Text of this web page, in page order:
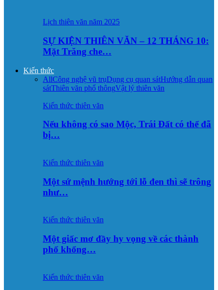
Lịch thiên văn năm 2025
SỰ KIỆN THIÊN VĂN – 12 THÁNG 10:
Mặt Trăng che…
Kiến thức
AllCông nghệ vũ trụDụng cụ quan sátHướng dẫn quan
sátThiên văn phổ thôngVật lý thiên văn
Kiến thức thiên văn
Nếu không có sao Mộc, Trái Đất có thể đã
bị…
Kiến thức thiên văn
Một sứ mệnh hướng tới lỗ đen thì sẽ trông
như…
Kiến thức thiên văn
Một giấc mơ đầy hy vọng về các thành
phố khổng…
Kiến thức thiên văn